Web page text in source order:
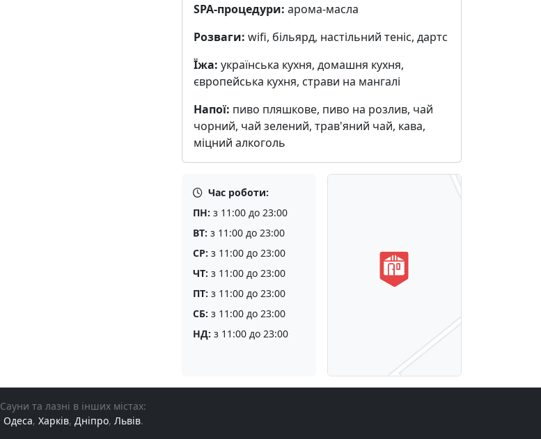
SPA-процедури: арома-масла
Розваги: wifi, більярд, настільний теніс, дартс
Їжа: українська кухня, домашня кухня,
європейська кухня, страви на мангалі
Напої: пиво пляшкове, пиво на розлив, чай
чорний, чай зелений, трав'яний чай, кава,
міцний алкоголь
Час роботи:
ПН: з 11:00 до 23:00
ВТ: з 11:00 до 23:00
СР: з 11:00 до 23:00
ЧТ: з 11:00 до 23:00
ПТ: з 11:00 до 23:00
СБ: з 11:00 до 23:00
НД: з 11:00 до 23:00
Сауни та лазні в інших містах:
Одеса, Харків, Дніпро, Львів.